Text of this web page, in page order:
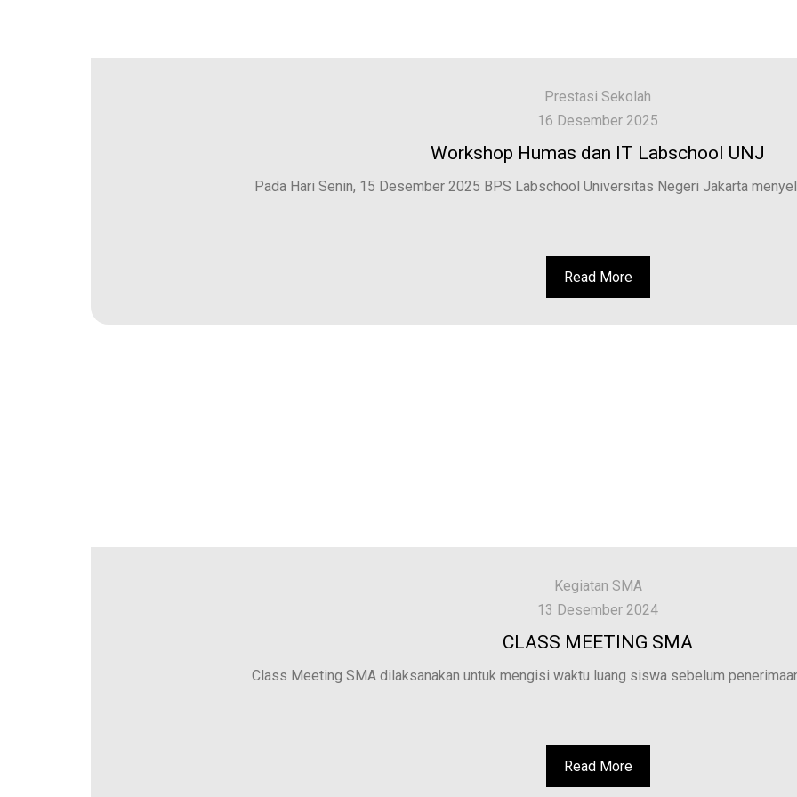
Prestasi Sekolah
16 Desember 2025
Workshop Humas dan IT Labschool UNJ
Pada Hari Senin, 15 Desember 2025 BPS Labschool Universitas Negeri Jakarta
Read More
Kegiatan SMA
13 Desember 2024
CLASS MEETING SMA
Class Meeting SMA dilaksanakan untuk mengisi waktu luang siswa sebelum
Read More